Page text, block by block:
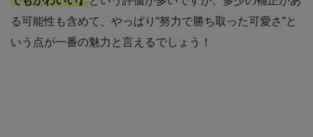
る可能性も含めて、やっぱり“努力で勝ち取った可愛さ”と
いう点が一番の魅力と言えるでしょう！